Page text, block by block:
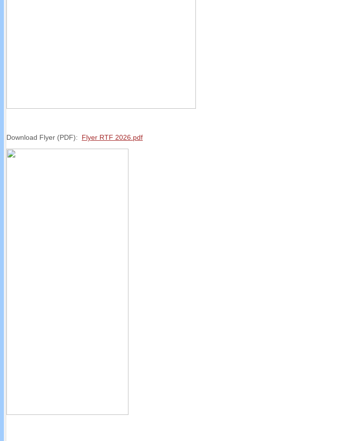
Download Flyer (PDF): Flyer RTF 2026.pdf